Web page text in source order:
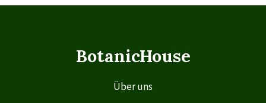
BotanicHouse
Über uns